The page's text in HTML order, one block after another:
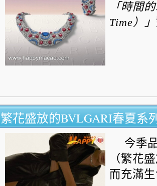
「時間
Time） 」
繁花盛放的BVLGARI春夏系
今季
（繁花
而充滿